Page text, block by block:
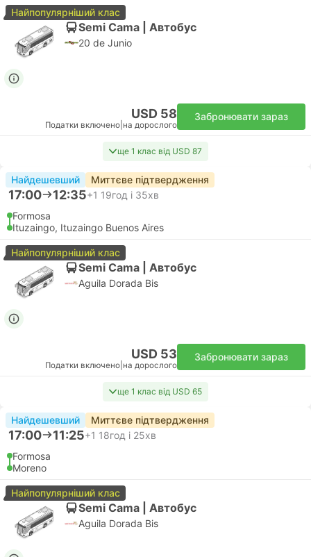
Найпопулярніший клас
Semi Cama | Автобус
20 de Junio
USD 58
Податки включено на дорослого
Забронювати зараз
ще 1 клас від USD 87
Найдешевший Миттєве підтвердження
17:00 12:35+1 19год і 35хв
Formosa
Ituzaingo, Ituzaingo Buenos Aires
Найпопулярніший клас
Semi Cama | Автобус
Aguila Dorada Bis
USD 53
Податки включено на дорослого
Забронювати зараз
ще 1 клас від USD 65
Найдешевший Миттєве підтвердження
17:00 11:25+1 18год і 25хв
Formosa
Moreno
Найпопулярніший клас
Semi Cama | Автобус
Aguila Dorada Bis